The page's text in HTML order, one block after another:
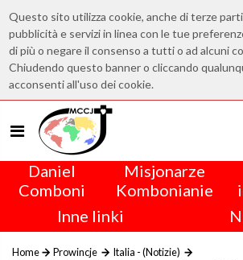
Questo sito utilizza cookie, anche di terze
pubblicità e servizi in linea con le tue
di più o negare il consenso a tutti o ad alcuni
Chiudendo questo banner o cliccando
acconsenti all'uso dei cookie.
Daniel
Comboni
Misjonarze
Kombonianie
Inne linki
Home Prowincje
Italia - (Notizie)